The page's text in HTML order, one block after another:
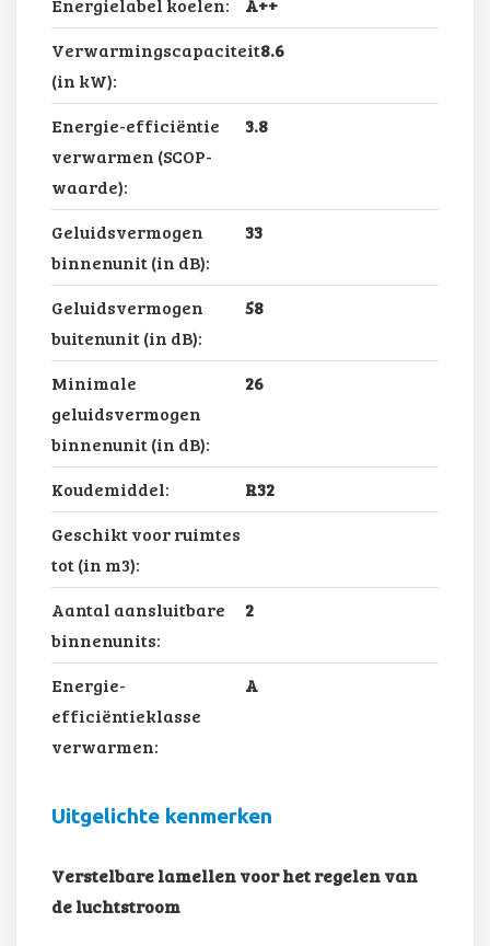
Energielabel koelen:
A++
Verwarmingscapaciteit
(in kW):
8.6
Energie-efficiëntie
verwarmen (SCOP-
waarde):
3.8
Geluidsvermogen
binnenunit (in dB):
33
Geluidsvermogen
buitenunit (in dB):
58
Minimale
geluidsvermogen
binnenunit (in dB):
26
Koudemiddel:
R32
Geschikt voor ruimtes
tot (in m3):
Aantal aansluitbare
binnenunits:
2
Energie-
efficiëntieklasse
verwarmen:
A
Uitgelichte kenmerken
Verstelbare lamellen voor het regelen van
de luchtstroom